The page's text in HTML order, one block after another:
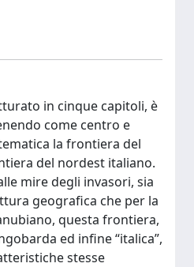
in cinque capitoli, è
come centro e
la frontiera del
del nordest italiano.
mire degli invasori, sia
geografica che per la
questa frontiera,
ed infine “italica”,
stesse